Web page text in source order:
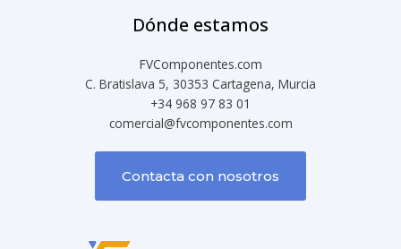
Dónde estamos
FVComponentes.com
C. Bratislava 5, 30353 Cartagena, Murcia
+34 968 97 83 01
comercial@fvcomponentes.com
Contacta con nosotros